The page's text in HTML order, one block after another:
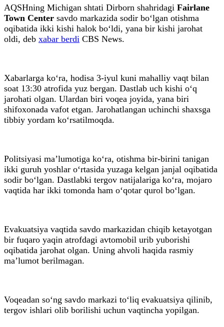
AQSHning Michigan shtati Dirborn shahridagi Fairlane
Town Center savdo markazida sodir bo‘lgan otishma
oqibatida ikki kishi halok bo‘ldi, yana bir kishi jarohat
oldi, deb xabar berdi CBS News.
Xabarlarga ko‘ra, hodisa 3-iyul kuni mahalliy vaqt bilan
soat 13:30 atrofida yuz bergan. Dastlab uch kishi o‘q
jarohati olgan. Ulardan biri voqea joyida, yana biri
shifoxonada vafot etgan. Jarohatlangan uchinchi shaxsga
tibbiy yordam ko‘rsatilmoqda.
Politsiyasi ma’lumotiga ko‘ra, otishma bir-birini tanigan
ikki guruh yoshlar o‘rtasida yuzaga kelgan janjal oqibatida
sodir bo‘lgan. Dastlabki tergov natijalariga ko‘ra, mojaro
vaqtida har ikki tomonda ham o‘qotar qurol bo‘lgan.
Evakuatsiya vaqtida savdo markazidan chiqib ketayotgan
bir fuqaro yaqin atrofdagi avtomobil urib yuborishi
oqibatida jarohat olgan. Uning ahvoli haqida rasmiy
ma’lumot berilmagan.
Voqeadan so‘ng savdo markazi to‘liq evakuatsiya qilinib,
tergov ishlari olib borilishi uchun vaqtincha yopilgan.